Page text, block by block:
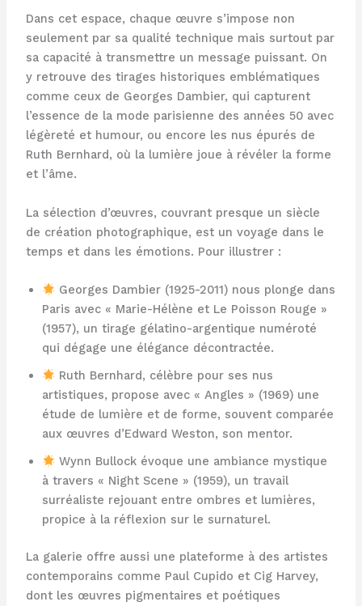
Dans cet espace, chaque œuvre s’impose non
seulement par sa qualité technique mais surtout par
sa capacité à transmettre un message puissant. On
y retrouve des tirages historiques emblématiques
comme ceux de Georges Dambier, qui capturent
l’essence de la mode parisienne des années 50 avec
légèreté et humour, ou encore les nus épurés de
Ruth Bernhard, où la lumière joue à révéler la forme
et l’âme.
La sélection d’œuvres, couvrant presque un siècle
de création photographique, est un voyage dans le
temps et dans les émotions. Pour illustrer :
Georges Dambier (1925-2011) nous plonge dans
Paris avec « Marie-Hélène et Le Poisson Rouge »
(1957), un tirage gélatino-argentique numéroté
qui dégage une élégance décontractée.
Ruth Bernhard, célèbre pour ses nus
artistiques, propose avec « Angles » (1969) une
étude de lumière et de forme, souvent comparée
aux œuvres d’Edward Weston, son mentor.
Wynn Bullock évoque une ambiance mystique
à travers « Night Scene » (1959), un travail
surréaliste rejouant entre ombres et lumières,
propice à la réflexion sur le surnaturel.
La galerie offre aussi une plateforme à des artistes
contemporains comme Paul Cupido et Cig Harvey,
dont les œuvres pigmentaires et poétiques